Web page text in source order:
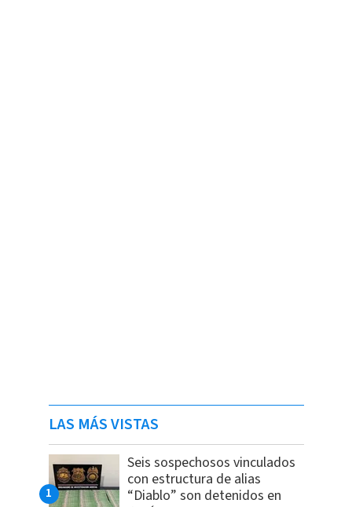
LAS MÁS VISTAS
Seis sospechosos vinculados
con estructura de alias
“Diablo” son detenidos en